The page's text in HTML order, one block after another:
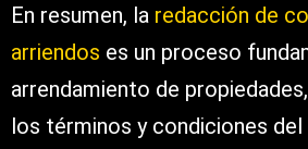
En resumen, la redacción de
arriendos es un proceso
arrendamiento de
los términos y condiciones del